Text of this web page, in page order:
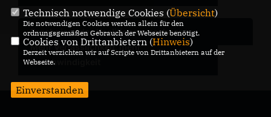
Ergebnisse des Koalitionsausschusses:
Mehr Verlässlichkeit, mehr
Geschwindigkeit
Technisch notwendige Cookies (Übersicht)
Die notwendigen Cookies werden allein für den
ordnungsgemäßen Gebrauch der Webseite benötigt.
Cookies von Drittanbietern (Hinweis)
Derzeit verzichten wir auf Scripte von Drittanbietern auf der
Webseite.
Einverstanden